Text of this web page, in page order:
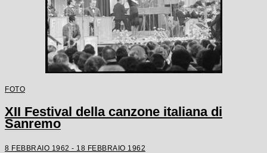
FOTO
XII Festival della canzone italiana di
Sanremo
8 FEBBRAIO 1962 - 18 FEBBRAIO 1962